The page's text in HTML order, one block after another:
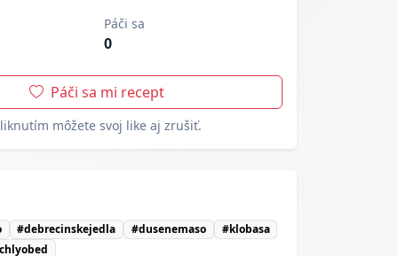
Páči sa
0
Páči sa mi recept
môžete svoj like aj zrušiť.
#debrecinskejedla #dusenemaso
#klobasa